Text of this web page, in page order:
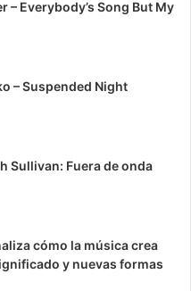
– Everybody’s Song But My
– Suspended Night
Sullivan: Fuera de onda
cómo la música crea
y nuevas formas